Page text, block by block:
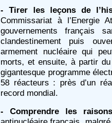
- Tirer les leçons de
Commissariat à l’Energie
gouvernements français
clandestinement puis
armement nucléaire qui
morts, et ensuite, à partir
gigantesque programme
58 réacteurs : près d’un
record mondial.
- Comprendre les